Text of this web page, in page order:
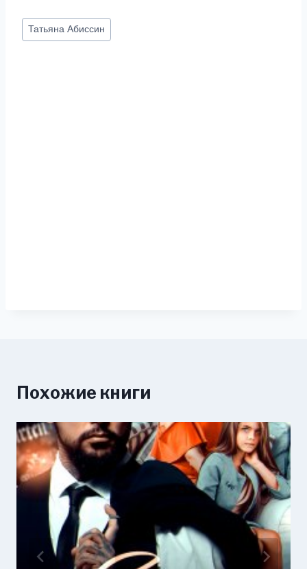
Метки
записи:
Татьяна Абиссин
Похожие книги